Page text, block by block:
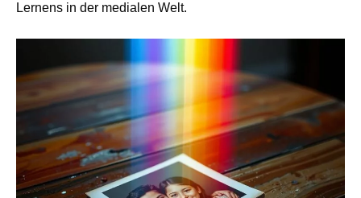
Lernens in der medialen Welt.